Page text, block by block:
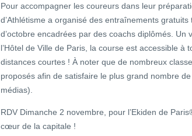
Pour accompagner les coureurs dans leur
d’Athlétisme a organisé des entraînements
d’octobre encadrées par des coachs diplômés. Un
l’Hôtel de Ville de Paris, la course est accessible à
distances courtes ! À noter que de nombreux
proposés afin de satisfaire le plus grand nombre
médias).
RDV Dimanche 2 novembre, pour l’Ekiden de
cœur de la capitale !